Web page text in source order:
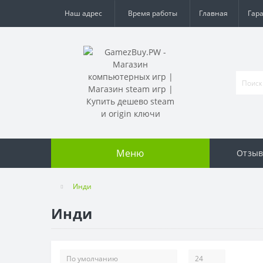
Наш адрес Время работы Главная
Меню
Инди
Инди